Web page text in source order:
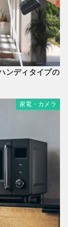
ンディタイプの
家電・カメラ